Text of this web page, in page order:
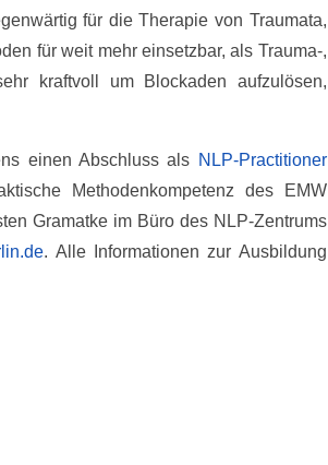
für die Therapie von Traumata,
für weit mehr einsetzbar, als Trauma-,
kraftvoll um Blockaden aufzulösen,
einen Abschluss als NLP-Practitioner
Methodenkompetenz des EMW
Gramatke im Büro des NLP-Zentrums
. Alle Informationen zur Ausbildung